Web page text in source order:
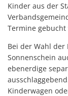
Kinder aus der
Termine
Bei der Wahl
Sonnenschein
ebenerdige
Kinderwagen